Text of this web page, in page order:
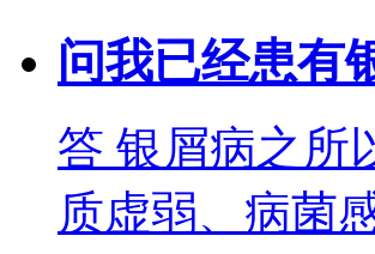
问我已经患有
答 银屑病之所
质虚弱、病菌